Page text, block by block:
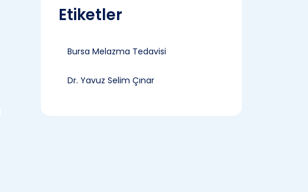
Etiketler
Bursa Melazma Tedavisi
Dr. Yavuz Selim Çınar